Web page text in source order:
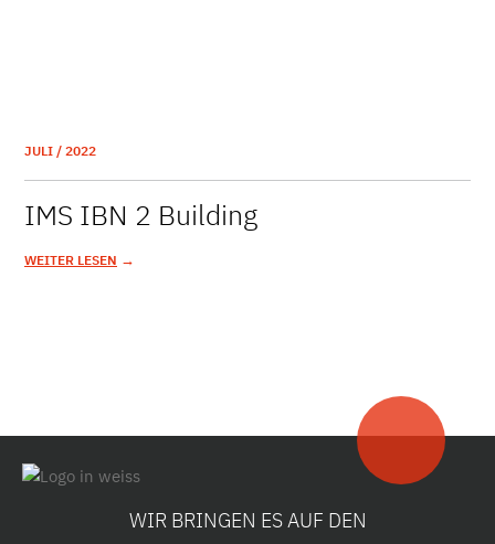
JULI / 2022
IMS IBN 2 Building
WEITER LESEN →
WIR BRINGEN ES AUF DEN